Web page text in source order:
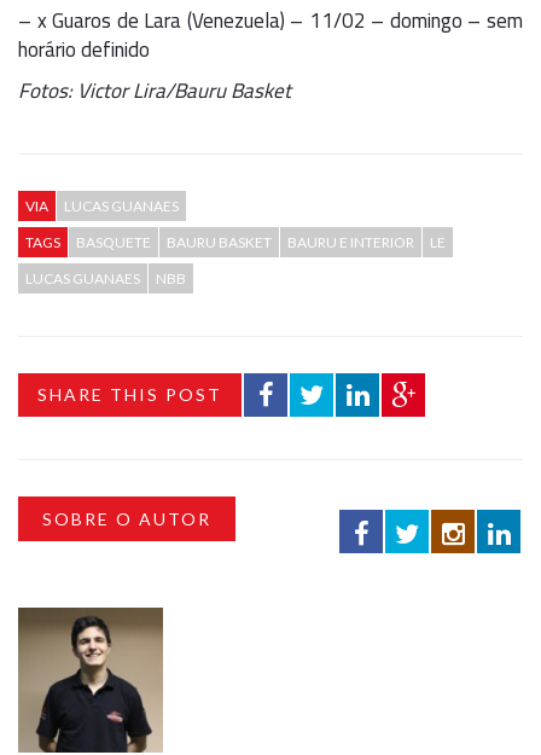
– x Guaros de Lara (Venezuela) – 11/02 – domingo – sem
horário definido
Fotos: Victor Lira/Bauru Basket
VIA
LUCAS GUANAES
TAGS
BASQUETE BAURU BASKET BAURU E INTERIOR
LE
LUCAS GUANAES
NBB
SHARE THIS POST
SOBRE O AUTOR